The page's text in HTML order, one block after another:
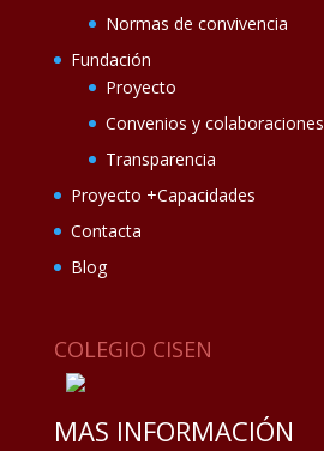
Normas de convivencia
Fundación
Proyecto
Convenios y colaboraciones
Transparencia
Proyecto +Capacidades
Contacta
Blog
COLEGIO CISEN
MAS INFORMACIÓN